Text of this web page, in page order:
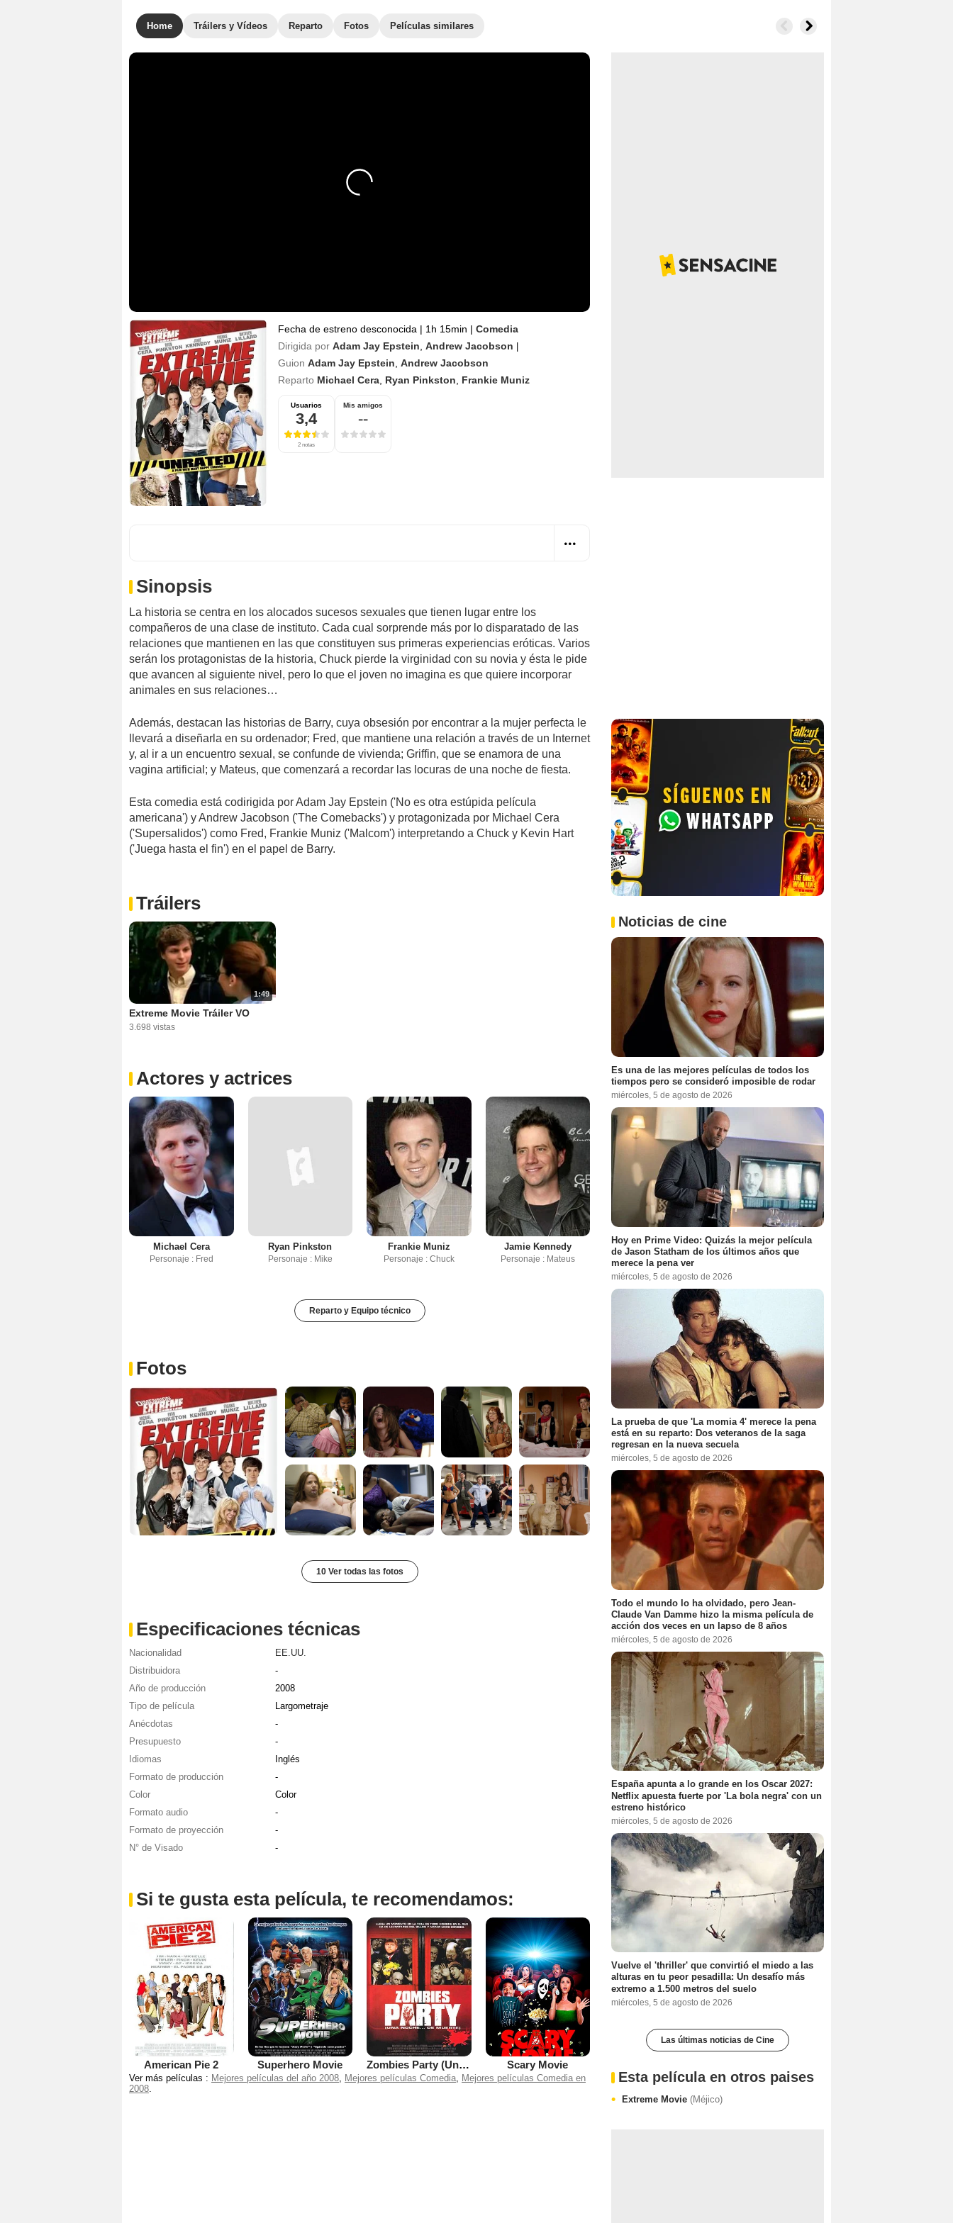
Home Tráilers y Vídeos Reparto Fotos Películas similares
Fecha de estreno desconocida | 1h 15min | Comedia
Dirigida por Adam Jay Epstein Andrew Jacobson |
Guion Adam Jay Epstein Andrew Jacobson
Reparto Michael Cera Ryan Pinkston Frankie Muniz
Usuarios
3,4
2 notas
Mis amigos
--
Sinopsis
La historia se centra en los alocados sucesos sexuales que tienen lugar entre los
compañeros de una clase de instituto. Cada cual sorprende más por lo disparatado de las
relaciones que mantienen en las que constituyen sus primeras experiencias eróticas. Varios
serán los protagonistas de la historia, Chuck pierde la virginidad con su novia y ésta le pide
que avancen al siguiente nivel, pero lo que el joven no imagina es que quiere incorporar
animales en sus relaciones…
Además, destacan las historias de Barry, cuya obsesión por encontrar a la mujer perfecta le
llevará a diseñarla en su ordenador; Fred, que mantiene una relación a través de un Internet
y, al ir a un encuentro sexual, se confunde de vivienda; Griffin, que se enamora de una
vagina artificial; y Mateus, que comenzará a recordar las locuras de una noche de fiesta.
Esta comedia está codirigida por Adam Jay Epstein ('No es otra estúpida película
americana') y Andrew Jacobson ('The Comebacks') y protagonizada por Michael Cera
('Supersalidos') como Fred, Frankie Muniz ('Malcom') interpretando a Chuck y Kevin Hart
('Juega hasta el fin') en el papel de Barry.
Tráilers
1:49
Extreme Movie Tráiler VO
3.698 vistas
Actores y actrices
Michael Cera
Personaje : Fred
Ryan Pinkston
Personaje : Mike
Frankie Muniz
Personaje : Chuck
Jamie Kennedy
Personaje : Mateus
Reparto y Equipo técnico
Fotos
10 Ver todas las fotos
Especificaciones técnicas
Nacionalidad
EE.UU.
Distribuidora
-
Año de producción
2008
Tipo de película
Largometraje
Anécdotas
-
Presupuesto
-
Idiomas
Inglés
Formato de producción
-
Color
Color
Formato audio
-
Formato de proyección
-
N° de Visado
-
Si te gusta esta película, te recomendamos:
American Pie 2 Superhero Movie Zombies Party (Una noche... de muerte) Scary Movie
Ver más películas : Mejores películas del año 2008, Mejores películas Comedia, Mejores películas Comedia en
2008.
Noticias de cine
Es una de las mejores películas de todos los
tiempos pero se consideró imposible de rodar
miércoles, 5 de agosto de 2026
Hoy en Prime Video: Quizás la mejor película
de Jason Statham de los últimos años que
merece la pena ver
miércoles, 5 de agosto de 2026
La prueba de que 'La momia 4' merece la pena
está en su reparto: Dos veteranos de la saga
regresan en la nueva secuela
miércoles, 5 de agosto de 2026
Todo el mundo lo ha olvidado, pero Jean-
Claude Van Damme hizo la misma película de
acción dos veces en un lapso de 8 años
miércoles, 5 de agosto de 2026
España apunta a lo grande en los Oscar 2027:
Netflix apuesta fuerte por 'La bola negra' con un
estreno histórico
miércoles, 5 de agosto de 2026
Vuelve el 'thriller' que convirtió el miedo a las
alturas en tu peor pesadilla: Un desafío más
extremo a 1.500 metros del suelo
miércoles, 5 de agosto de 2026
Las últimas noticias de Cine
Esta película en otros paises
Extreme Movie (Méjico)